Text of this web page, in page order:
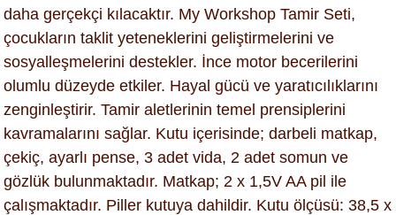
daha gerçekçi kılacaktır. My Workshop Tamir Seti,
çocukların taklit yeteneklerini geliştirmelerini ve
sosyalleşmelerini destekler. İnce motor becerilerini
olumlu düzeyde etkiler. Hayal gücü ve yaratıcılıklarını
zenginleştirir. Tamir aletlerinin temel prensiplerini
kavramalarını sağlar. Kutu içerisinde; darbeli matkap,
çekiç, ayarlı pense, 3 adet vida, 2 adet somun ve
gözlük bulunmaktadır. Matkap; 2 x 1,5V AA pil ile
çalışmaktadır. Piller kutuya dahildir. Kutu ölçüsü: 38,5 x